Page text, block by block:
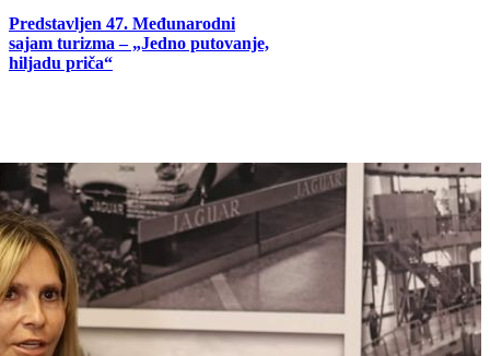
Predstavljen 47. Međunarodni
sajam turizma – „Jedno putovanje,
hiljadu priča“